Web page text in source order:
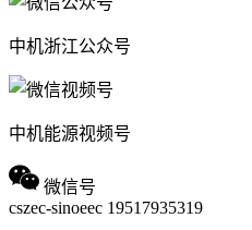
中机浙江公众号
中机能源视频号
微信号
cszec-sinoeec 19517935319